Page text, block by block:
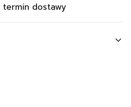
termin dostawy